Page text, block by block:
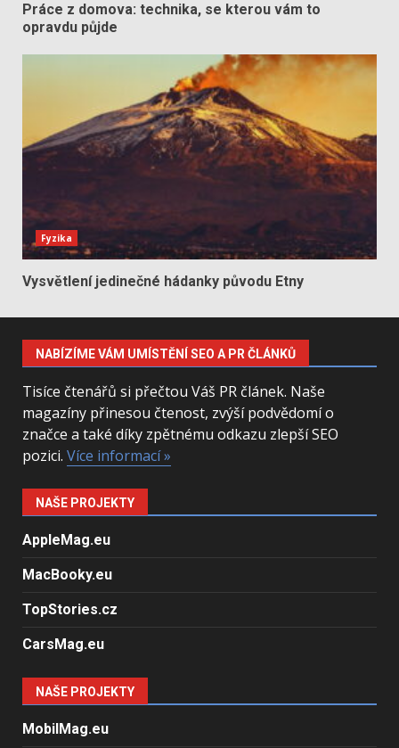
Práce z domova: technika, se kterou vám to
opravdu půjde
Fyzika
Vysvětlení jedinečné hádanky původu Etny
NABÍZÍME VÁM UMÍSTĚNÍ SEO A PR ČLÁNKŮ
Tisíce čtenářů si přečtou Váš PR článek. Naše
magazíny přinesou čtenost, zvýší podvědomí o
značce a také díky zpětnému odkazu zlepší SEO
pozici. Více informací »
NAŠE PROJEKTY
AppleMag.eu
MacBooky.eu
TopStories.cz
CarsMag.eu
NAŠE PROJEKTY
MobilMag.eu